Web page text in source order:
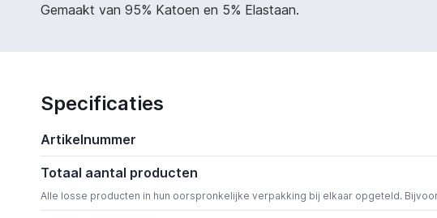
Gemaakt van 95% Katoen en 5% Elastaan.
Specificaties
Artikelnummer
Totaal aantal producten
Alle losse producten in hun oorspronkelijke verpakking bij elkaar opgeteld.